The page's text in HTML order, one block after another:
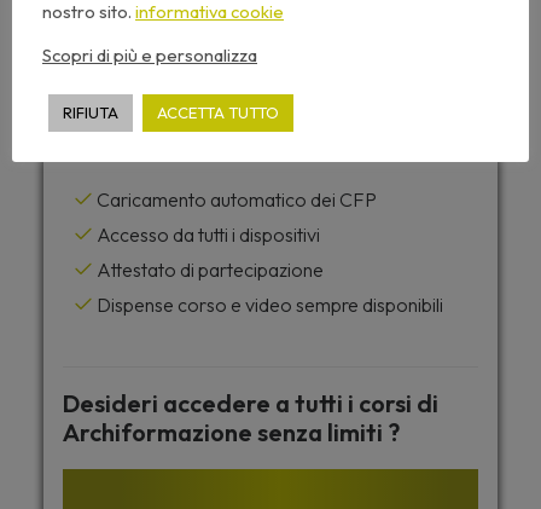
Gratuito
Caricamento automatico dei CFP
Accesso da tutti i dispositivi
Attestato di partecipazione
Dispense corso e video sempre disponibili
Desideri accedere a tutti i corsi di
Archiformazione senza limiti ?
nostro sito. informativa cookie
Scopri di più e personalizza
RIFIUTA ACCETTA TUTTO